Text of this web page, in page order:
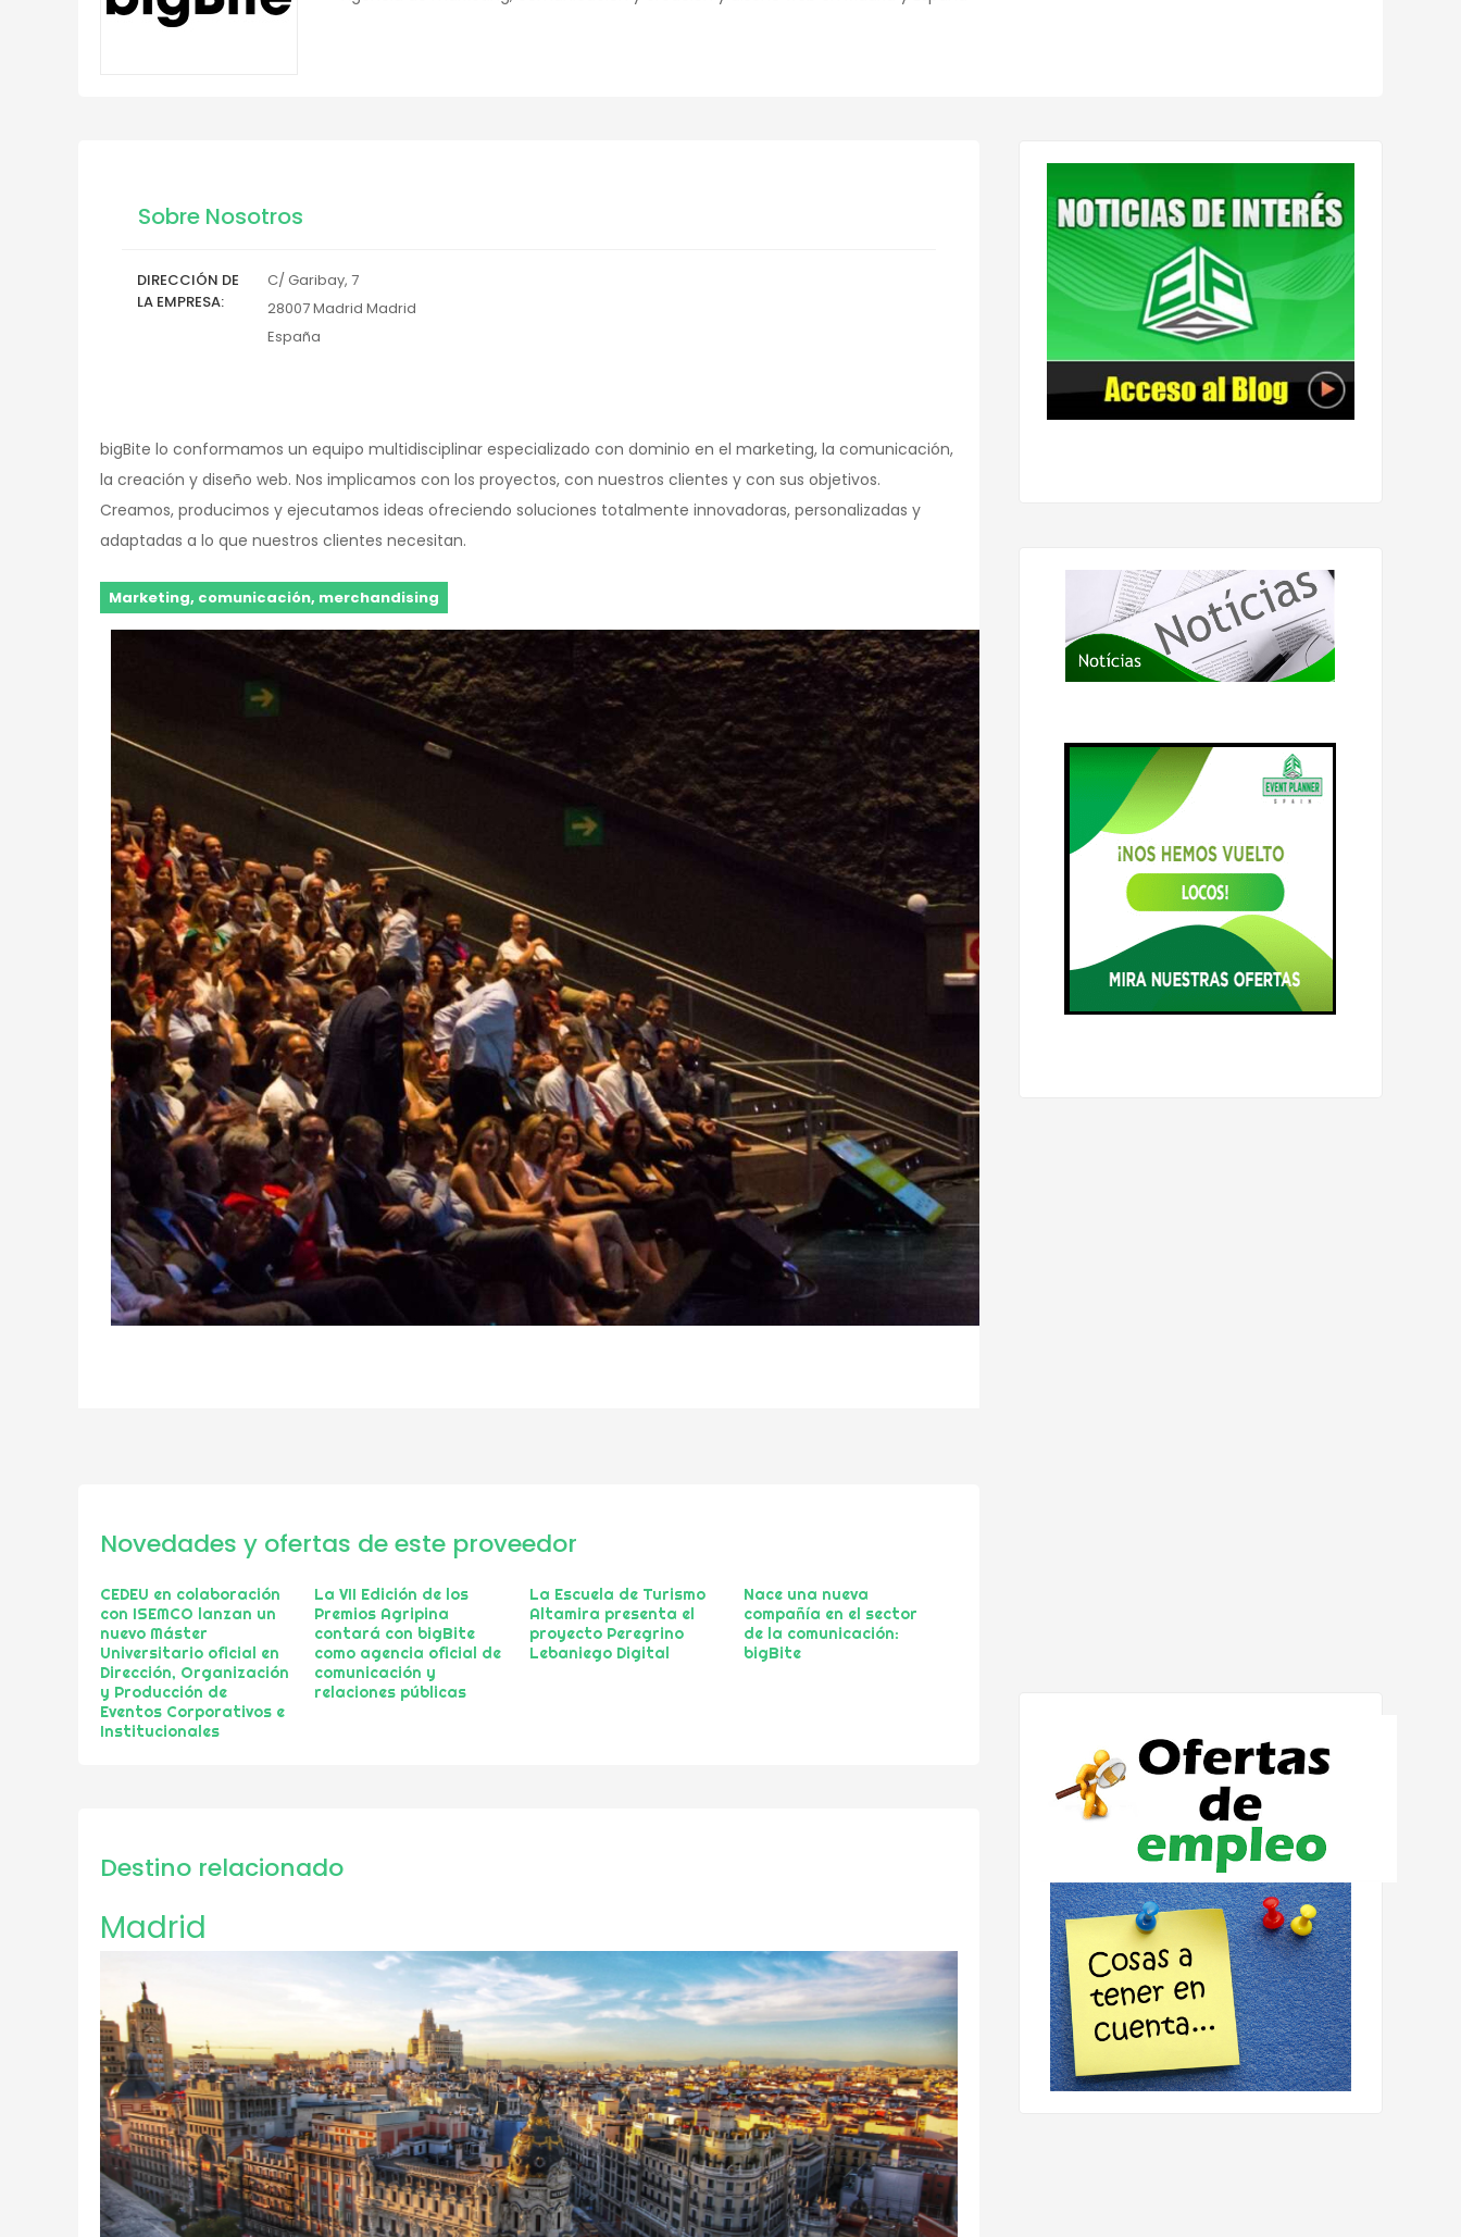
Sobre Nosotros
DIRECCIÓN DE
LA EMPRESA
C/ Garibay, 7
28007Madrid Madrid
España
bigBite lo conformamos un equipo multidisciplinar especializado con dominio en el marketing, la comunicación,
la creación y diseño web. Nos implicamos con los proyectos, con nuestros clientes y con sus objetivos.
Creamos, producimos y ejecutamos ideas ofreciendo soluciones totalmente innovadoras, personalizadas y
adaptadas a lo que nuestros clientes necesitan.
Marketing, comunicación, merchandising
Novedades y ofertas de este proveedor
CEDEU en colaboración
con ISEMCO lanzan un
nuevo Máster
Universitario oficial en
Dirección, Organización
y Producción de
Eventos Corporativos e
Institucionales
La VII Edición de los
Premios Agripina
contará con bigBite
como agencia oficial de
comunicación y
relaciones públicas
La Escuela de Turismo
Altamira presenta el
proyecto Peregrino
Lebaniego Digital
Nace una nueva
compañía en el sector
de la comunicación:
bigBite
Destino relacionado
Madrid